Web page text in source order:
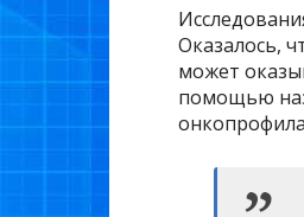
Оказалось,
может
помощью